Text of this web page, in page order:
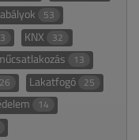
53
KNX 32
13
26 Lakatfogó 25
14